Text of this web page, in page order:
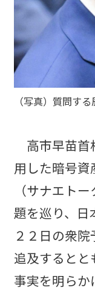
（写真）質問す
高市早苗首
用した暗号
（サナエト
題を巡り、日
２２日の衆
追及するとと
事実を明らか